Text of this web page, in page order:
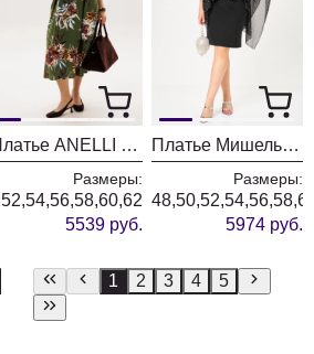
Платье ANELLI LAUREL 1851 дрим гарден
Размеры:
52,54,56,58,60,62
5539 руб.
Платье Мишель Шик 2203 черный + горох
Размеры:
5974 руб.
1 2 3 4 5